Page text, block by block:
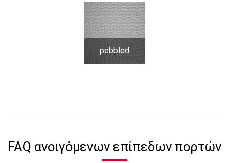
pebbled
FAQ ανοιγόμενων επίπεδων πορτών